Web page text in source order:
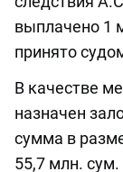
выплачено 1
принято
В качестве
назначен
сумма в
55,7 млн.